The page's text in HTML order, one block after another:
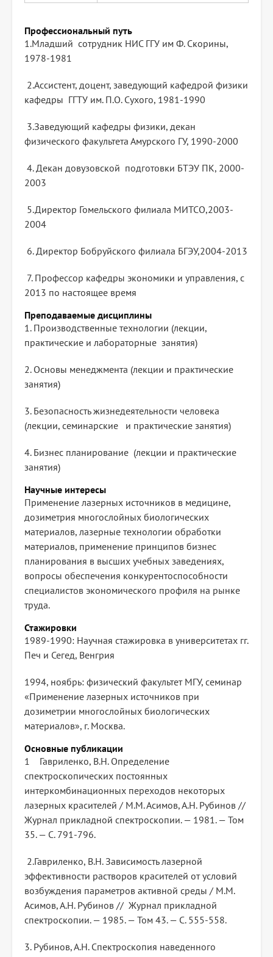
Профессиональный путь
1.Младший сотрудник НИС ГГУ им Ф. Скорины,
1978-1981
2.Ассистент, доцент, заведующий кафедрой физики
кафедры ГГТУ им. П.О. Сухого, 1981-1990
3.Заведующий кафедры физики, декан
физического факультета Амурского ГУ, 1990-2000
4. Декан довузовской подготовки БТЭУ ПК, 2000-
2003
5.Директор Гомельского филиала МИТСО,2003-
2004
6. Директор Бобруйского филиала БГЭУ,2004-2013
7. Профессор кафедры экономики и управления, с
2013 по настоящее время
Преподаваемые дисциплины
1. Производственные технологии (лекции,
практические и лабораторные занятия)
2. Основы менеджмента (лекции и практические
занятия)
3. Безопасность жизнедеятельности человека
(лекции, семинарские и практические занятия)
4. Бизнес планирование (лекции и практические
занятия)
Научные интересы
Применение лазерных источников в медицине,
дозиметрия многослойных биологических
материалов, лазерные технологии обработки
материалов, применение принципов бизнес
планирования в высших учебных заведениях,
вопросы обеспечения конкурентоспособности
специалистов экономического профиля на рынке
труда.
Стажировки
1989-1990: Научная стажировка в университетах гг.
Печ и Сегед, Венгрия
1994, ноябрь: физический факультет МГУ, семинар
«Применение лазерных источников при
дозиметрии многослойных биологических
материалов», г. Москва.
Основные публикации
1 Гавриленко, В.Н. Определение
спектроскопических постоянных
интеркомбинационных переходов некоторых
лазерных красителей / М.М. Асимов, А.Н. Рубинов //
Журнал прикладной спектроскопии. — 1981. — Том
35. — С. 791-796.
2.Гавриленко, В.Н. Зависимость лазерной
эффективности растворов красителей от условий
возбуждения параметров активной среды / М.М.
Асимов, А.Н. Рубинов // Журнал прикладной
спектроскопии. — 1985. — Том 43. — С. 555-558.
3. Рубинов, А.Н. Спектроскопия наведенного